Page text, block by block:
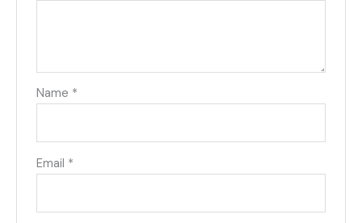
Name *
Email *